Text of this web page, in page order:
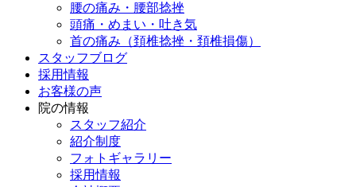
腰の痛み・腰部捻挫
頭痛・めまい・吐き気
首の痛み（頚椎捻挫・頚椎損傷）
スタッフブログ
採用情報
お客様の声
院の情報
スタッフ紹介
紹介制度
フォトギャラリー
採用情報